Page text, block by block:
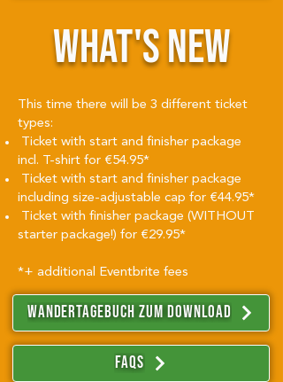
WHAT'S NEW
This time there will be 3 different ticket
types:
Ticket with start and finisher package
incl. T-shirt for €54.95*
Ticket with start and finisher package
including size-adjustable cap for €44.95*
Ticket with finisher package (WITHOUT
starter package!) for €29.95*
*+ additional Eventbrite fees
Wandertagebuch zum download
FAQS